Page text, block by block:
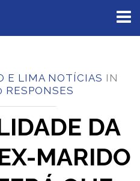
E LIMA NOTÍCIAS IN
RESPONSES
DA
MARIDO